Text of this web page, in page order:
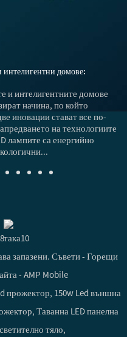
интелигентни домове:
и интелигентните домове
начина, по който
иновации стават все по-
на технологиите
лампите са енергийно
запазени. Съвети- Горещи
- AMP Mobile
прожектор, 150w Led външна
, Таванна LED панелна
тяло,